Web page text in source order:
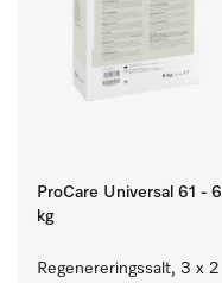
ProCare Universal 61 - 6
kg
Regenereringssalt, 3 x 2